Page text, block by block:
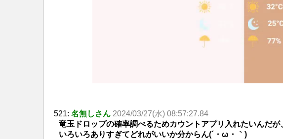
521: 名無しさん 2024/03/27(水) 08:57:27.84
竜玉ドロップの確率調べるためカウントアプリ入れたいんだが
いろいろありすぎてどれがいいか分からん(´・ω・｀)